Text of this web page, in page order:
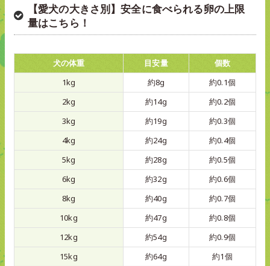
【愛犬の大きさ別】安全に食べられる卵の上限
量はこちら！
犬の体重 目安量
個数
1kg
約8g
約0.1個
2kg
約14g
約0.2個
3kg
約19g
約0.3個
4kg
約24g
約0.4個
5kg
約28g
約0.5個
6kg
約32g
約0.6個
8kg
約40g
約0.7個
10kg
約47g
約0.8個
12kg
約54g
約0.9個
15kg
約64g
約1個